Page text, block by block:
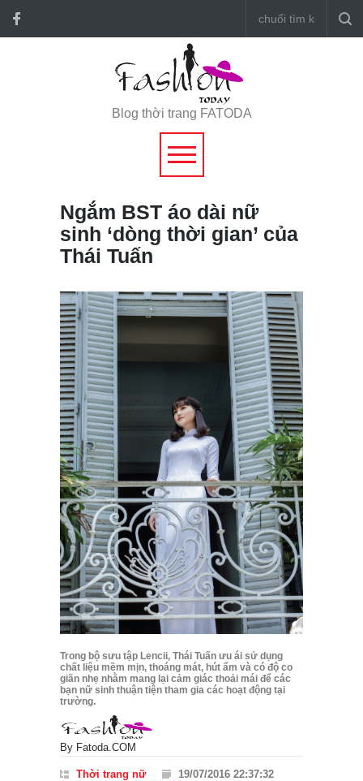
Blog thời trang FATODA
Ngắm BST áo dài nữ
sinh ‘dòng thời gian’ của
Thái Tuấn
Trong bộ sưu tập Lencii, Thái Tuấn ưu ái sử dụng
chất liệu mềm mịn, thoáng mát, hút ẩm và có độ co
giãn nhẹ nhằm mang lại cảm giác thoải mái để các
bạn nữ sinh thuận tiện tham gia các hoạt động tại
trường.
By Fatoda.COM
Thời trang nữ
19/07/2016 22:37:32